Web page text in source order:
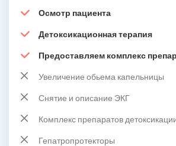
Осмотр пациента
Детоксикационная терапия
Предоставляем комплекс
Увеличение обьема капельницы
Снятие и описание ЭКГ
Комплекс препаратов
Гепатропротекторы